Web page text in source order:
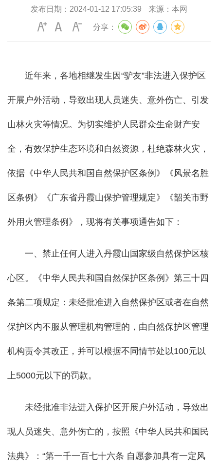
发布日期： 2024-01-12 17:05:39 来源： 本网
分享：
近年来，各地相继发生因“驴友”非法进入保护区
开展户外活动，导致出现人员迷失、意外伤亡、引发
山林火灾等情况。为切实维护人民群众生命财产安
全，有效保护生态环境和自然资源，杜绝森林火灾，
依据《中华人民共和国自然保护区条例》《风景名胜
区条例》《广东省丹霞山保护管理规定》《韶关市野
外用火管理条例》，现将有关事项通告如下：
一、禁止任何人进入丹霞山国家级自然保护区核
心区。《中华人民共和国自然保护区条例》第三十四
条第二项规定：未经批准进入自然保护区或者在自然
保护区内不服从管理机构管理的，由自然保护区管理
机构责令其改正，并可以根据不同情节处以100元以
上5000元以下的罚款。
未经批准非法进入保护区开展户外活动，导致出
现人员迷失、意外伤亡的，按照《中华人民共和国民
法典》：“第一千一百七十六条 自愿参加具有一定风